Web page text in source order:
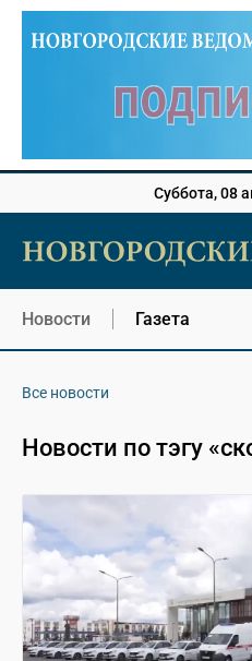
Суббота, 08
Новости Газета
Все новости
Новости по тэгу